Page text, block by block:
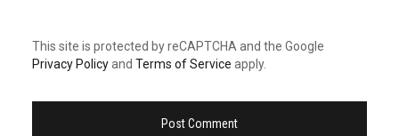
This site is protected by reCAPTCHA and the Google
Privacy Policyand Terms of Service apply.